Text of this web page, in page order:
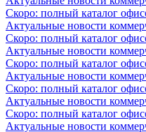
Скоро: полный каталог
Актуальные новости
Скоро: полный каталог
Актуальные новости
Скоро: полный каталог
Актуальные новости
Скоро: полный каталог
Актуальные новости
Скоро: полный каталог
Актуальные новости